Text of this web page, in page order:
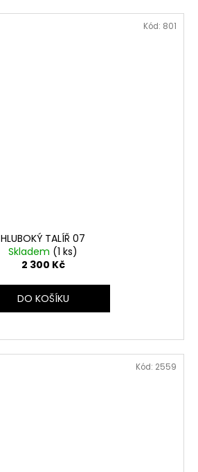
HLUBOKÝ TALÍŘ 07
Skladem (1 ks)
2 300 Kč
DO KOŠÍKU
Kód: 801
Kód: 2559